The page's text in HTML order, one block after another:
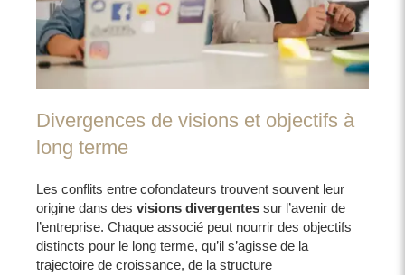
Divergences de visions et objectifs à
long terme
Les conflits entre cofondateurs trouvent souvent leur
origine dans des visions divergentes sur l’avenir de
l’entreprise. Chaque associé peut nourrir des objectifs
distincts pour le long terme, qu’il s’agisse de la
trajectoire de croissance, de la structure